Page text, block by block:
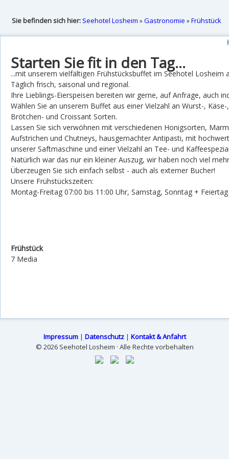
Sie befinden sich hier: Seehotel Losheim »Gastronomie »Frühstück
Starten Sie fit in den Tag...
...mit unserem vielfältigen Frühstücksbuffet im Seehotel Losheim
Täglich frisch, saisonal und regional.
Ihre Lieblings-Eierspeisen bereiten wir gerne, auf Anfrage, auch
Wählen Sie an unserem Buffet aus einer Vielzahl an Wurst-,
Brötchen- und Croissant Sorten.
Lassen Sie sich verwöhnen mit verschiedenen Honigsorten,
Aufstrichen und Chutneys, hausgemachter Antipasti, mit
unserer Saftmaschine und einer Vielzahl an Tee- und
Natürlich war das nur ein kleiner Auszug, wir haben noch viel
Überzeugen Sie sich einfach selbst - auch als externer Bucher!
Unsere Frühstückszeiten:
Montag-Freitag 07:00 bis 11:00 Uhr, Samstag, Sonntag +
Frühstück
7 Media
Impressum| Datenschutz| Kontakt & Anfahrt
© 2026 Seehotel Losheim · Alle Rechte vorbehalten